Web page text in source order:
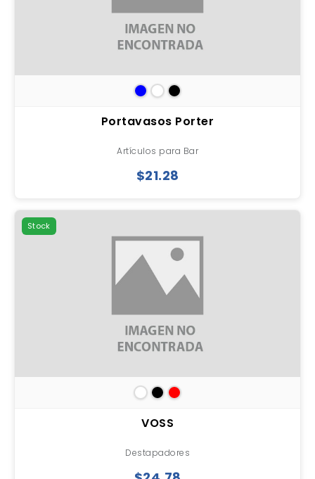
Portavasos Porter
Artículos para Bar
$21.28
Stock
VOSS
Destapadores